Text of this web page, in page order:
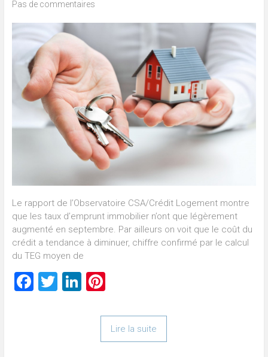
Pas de commentaires
Le rapport de l’Observatoire CSA/Crédit Logement montre
que les taux d’emprunt immobilier n’ont que légèrement
augmenté en septembre. Par ailleurs on voit que le coût du
crédit a tendance à diminuer, chiffre confirmé par le calcul
du TEG moyen de
Facebook
TwitterLinkedIn
Pinterest
Lire la suite